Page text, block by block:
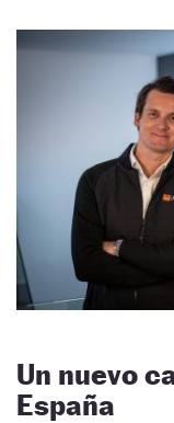
Un nuevo
España